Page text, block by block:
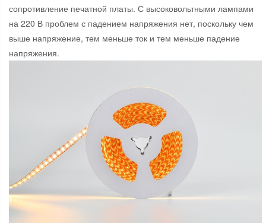
сопротивление печатной платы. С высоковольтными лампами
на 220 В проблем с падением напряжения нет, поскольку чем
выше напряжение, тем меньше ток и тем меньше падение
напряжения.